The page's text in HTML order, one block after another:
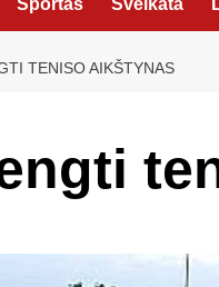
Sportas Sveikata
TENISO AIKŠTYNAS